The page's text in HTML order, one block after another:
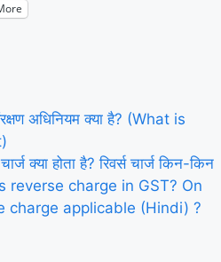
अधिनियम क्या है? (What is
क्या होता है? रिवर्स चार्ज किन-किन
is reverse charge in GST? On
charge applicable (Hindi) ?